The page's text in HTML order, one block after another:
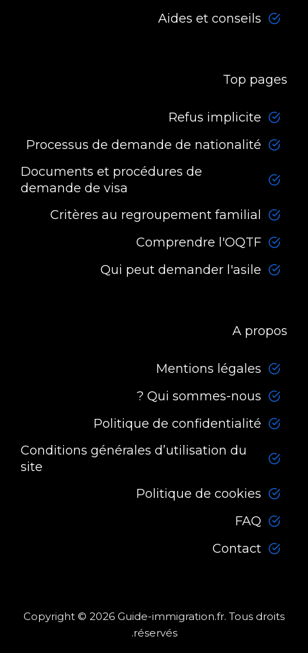
Aides et conseils
Top pages
Refus implicite
Processus de demande de nationalité
Documents et procédures de
demande de visa
Critères au regroupement familial
Comprendre l'OQTF
Qui peut demander l'asile
A propos
Mentions légales
Qui sommes-nous ?
Politique de confidentialité
Conditions générales d’utilisation du
site
Politique de cookies
FAQ
Contact
Copyright © 2026 Guide-immigration.fr. Tous droits
réservés.